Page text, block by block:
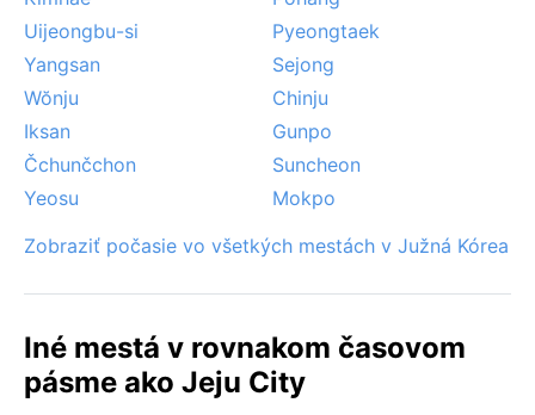
Uijeongbu-si
Pyeongtaek
Yangsan
Sejong
Wŏnju
Chinju
Iksan
Gunpo
Čchunčchon
Suncheon
Yeosu
Mokpo
Zobraziť počasie vo všetkých mestách v Južná Kórea
Iné mestá v rovnakom časovom
pásme ako Jeju City